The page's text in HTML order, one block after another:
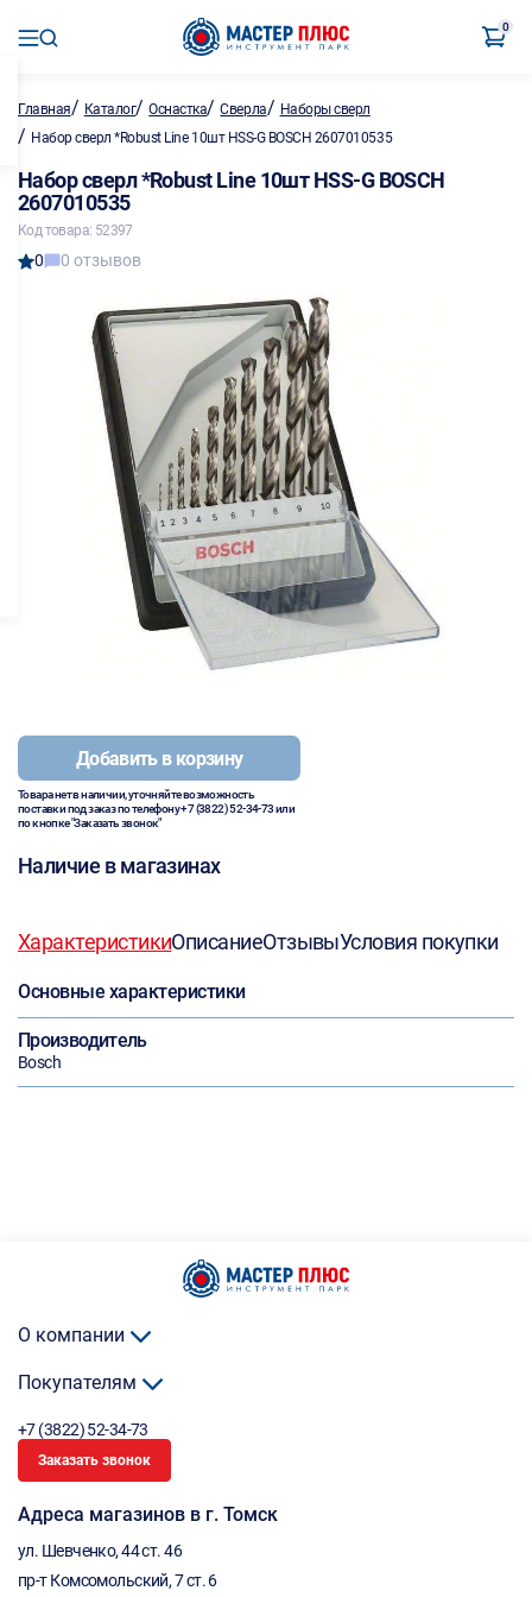
0
Главная/ Каталог/Оснастка/Сверла/ Наборы сверл
/ Набор сверл *Robust Line 10шт HSS-G BOSCH 2607010535
Набор сверл *Robust Line 10шт HSS-G BOSCH
2607010535
Код товара: 52397
0 0 отзывов
Добавить в корзину
Товара нет в наличии, уточняйте возможность
поставки под заказ по телефону+7 (3822) 52-34-73или
по кнопке "Заказать звонок"
Наличие в магазинах
ХарактеристикиОписаниеОтзывыУсловия покупки
Основные характеристики
Производитель
Bosch
О компании
Покупателям
+7 (3822) 52-34-73
Заказать звонок
Адреса магазинов в г. Томск
ул. Шевченко, 44 ст. 46
пр-т Комсомольский, 7 ст. 6